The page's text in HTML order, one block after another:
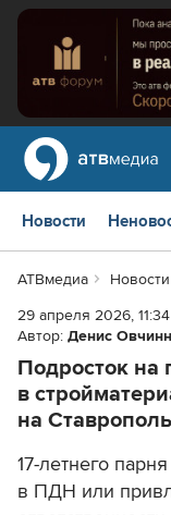
Новости
АТВмедиа Новости
29 апреля 2026, 11:34
Автор: Денис
Подросток на
в
на
17-летнего
в ПДН или